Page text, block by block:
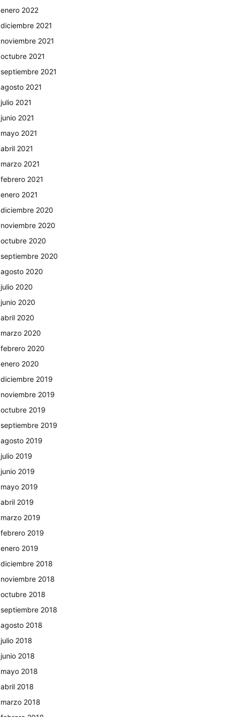
enero 2022
diciembre 2021
noviembre 2021
octubre 2021
septiembre 2021
agosto 2021
julio 2021
junio 2021
mayo 2021
abril 2021
marzo 2021
febrero 2021
enero 2021
diciembre 2020
noviembre 2020
octubre 2020
septiembre 2020
agosto 2020
julio 2020
junio 2020
abril 2020
marzo 2020
febrero 2020
enero 2020
diciembre 2019
noviembre 2019
octubre 2019
septiembre 2019
agosto 2019
julio 2019
junio 2019
mayo 2019
abril 2019
marzo 2019
febrero 2019
enero 2019
diciembre 2018
noviembre 2018
octubre 2018
septiembre 2018
agosto 2018
julio 2018
junio 2018
mayo 2018
abril 2018
marzo 2018